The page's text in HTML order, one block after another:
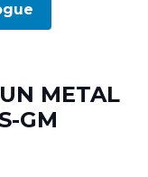
METAL
GM